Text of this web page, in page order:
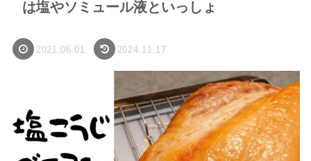
は塩やソミュール液といっしょ
2021.06.01 2024.11.17